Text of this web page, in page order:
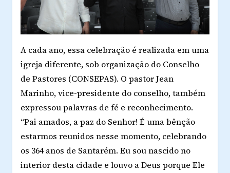
A cada ano, essa celebração é realizada em uma
igreja diferente, sob organização do Conselho
de Pastores (CONSEPAS). O pastor Jean
Marinho, vice-presidente do conselho, também
expressou palavras de fé e reconhecimento.
“Pai amados, a paz do Senhor! É uma bênção
estarmos reunidos nesse momento, celebrando
os 364 anos de Santarém. Eu sou nascido no
interior desta cidade e louvo a Deus porque Ele